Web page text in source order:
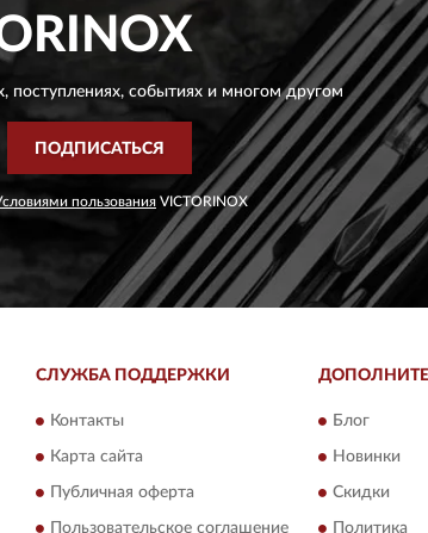
поступлениях, событиях и многом другом
ПОДПИСАТЬСЯ
пользования VICTORINOX
СЛУЖБА ПОДДЕРЖКИ
Контакты
Карта сайта
Публичная оферта
Пользовательское соглашение
Блог
Новинки
Скидки
Политика